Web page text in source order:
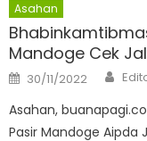
Asahan
Mandoge Cek
Posted
on
30/11/2022
Asahan,
Pasir Mandoge